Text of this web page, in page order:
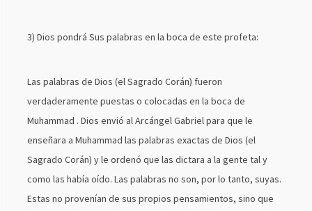
3) Dios pondrá Sus palabras en la boca de este profeta:
Las palabras de Dios (el Sagrado Corán) fueron
verdaderamente puestas o colocadas en la boca de
Muhammad . Dios envió al Arcángel Gabriel para que le
enseñara a Muhammad las palabras exactas de Dios (el
Sagrado Corán) y le ordenó que las dictara a la gente tal y
como las había oído. Las palabras no son, por lo tanto, suyas.
Estas no provenían de sus propios pensamientos, sino que